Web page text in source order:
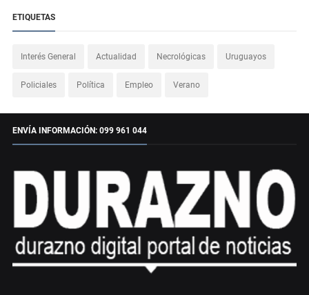
ETIQUETAS
Interés General Actualidad Necrológicas Uruguayos
Policiales Política Empleo Verano
ENVÍA INFORMACIÓN: 099 961 044